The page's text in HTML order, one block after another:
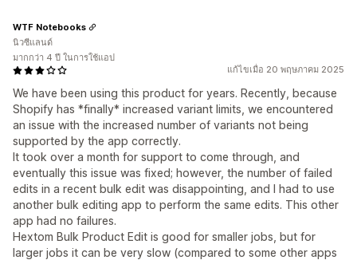
แก้ไขเมื่อ 20 พฤษภาคม 2025
We have been using this product for years. Recently, because
Shopify has *finally* increased variant limits, we encountered
an issue with the increased number of variants not being
supported by the app correctly.
It took over a month for support to come through, and
eventually this issue was fixed; however, the number of failed
edits in a recent bulk edit was disappointing, and I had to use
another bulk editing app to perform the same edits. This other
app had no failures.
Hextom Bulk Product Edit is good for smaller jobs, but for
larger jobs it can be very slow (compared to some other apps
WTF Notebooks
นิวซีแลนด์
มากกว่า 4 ปี ในการใช้แอป